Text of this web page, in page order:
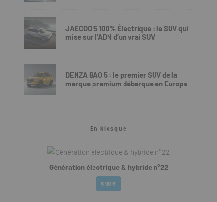
JAECOO 5 100% Électrique : le SUV qui
mise sur l’ADN d’un vrai SUV
DENZA BAO 5 : le premier SUV de la
marque premium débarque en Europe
En kiosque
Génération électrique & hybride n°22
6.90 €